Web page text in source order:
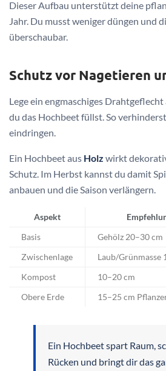
Dieser Aufbau unterstützt deine
Jahr. Du musst weniger düngen und
überschaubar.
Schutz vor Nagetieren
Lege ein engmaschiges
du das Hochbeet füllst. So
eindringen.
Ein Hochbeet aus Holz wirkt
Schutz. Im Herbst kannst du damit
anbauen und die Saison verlängern.
Aspekt
Basis Gehölz 20–30 cm
Zwischenlage Laub/Grünmasse
Kompost 10–20 cm
Obere Erde 15–25 cm
Ein Hochbeet spart Raum,
Rücken und bringt dir das